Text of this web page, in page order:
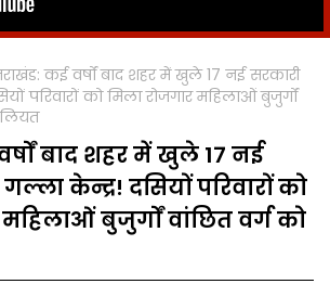
कई वर्षों बाद शहर में खुले 17 नई सरकारी
परिवारों को मिला रोजगार महिलाओं बुजुर्गों
बाद शहर में खुले 17 नई
केन्द्र! दसियों परिवारों को
बुजुर्गों वांछित वर्ग को